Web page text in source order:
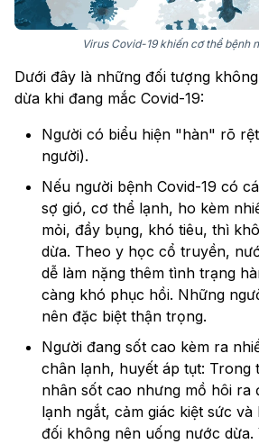
Virus Covid-19 khiến cơ thể bệnh
Dưới đây là những đối tượng
dừa khi đang mắc Covid-19:
Người có biểu hiện "hàn" rõ
người).
Nếu người bệnh Covid-19 có
sợ gió, cơ thể lạnh, ho kèm
mỏi, đầy bụng, khó tiêu, thì
dừa. Theo y học cổ truyền,
dễ làm nặng thêm tình trạng
càng khó phục hồi. Những
nên đặc biệt thận trọng.
Người đang sốt cao kèm ra
chân lạnh, huyết áp tụt: Trong
nhân sốt cao nhưng mồ hôi ra
lạnh ngắt, cảm giác kiệt sức
đối không nên uống nước